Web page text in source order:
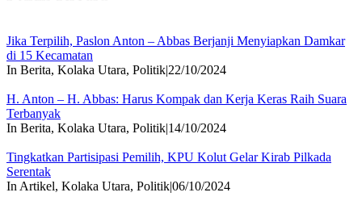
Jika Terpilih, Paslon Anton – Abbas Berjanji Menyiapkan Damkar
di 15 Kecamatan
In Berita, Kolaka Utara, Politik|22/10/2024
H. Anton – H. Abbas: Harus Kompak dan Kerja Keras Raih Suara
Terbanyak
In Berita, Kolaka Utara, Politik|14/10/2024
Tingkatkan Partisipasi Pemilih, KPU Kolut Gelar Kirab Pilkada
Serentak
In Artikel, Kolaka Utara, Politik|06/10/2024